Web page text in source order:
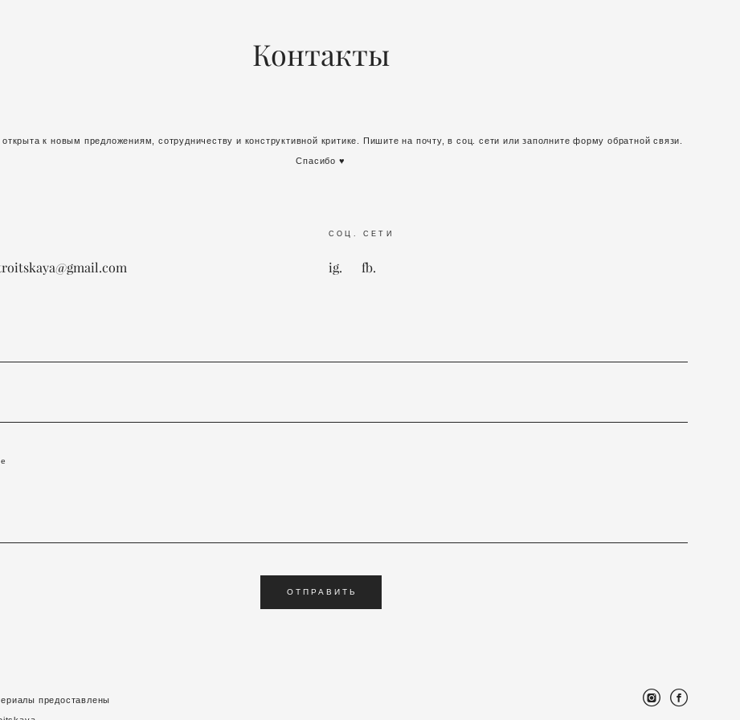
Контакты
открыта к новым предложениям, сотрудничеству и конструктивной критике. Пишите на почту, в соц. сети или заполните форму обратной связи.
Спасибо ♥
@gmail.com
СОЦ. СЕТИ
ig. fb.
ОТПРАВИТЬ
предоставлены